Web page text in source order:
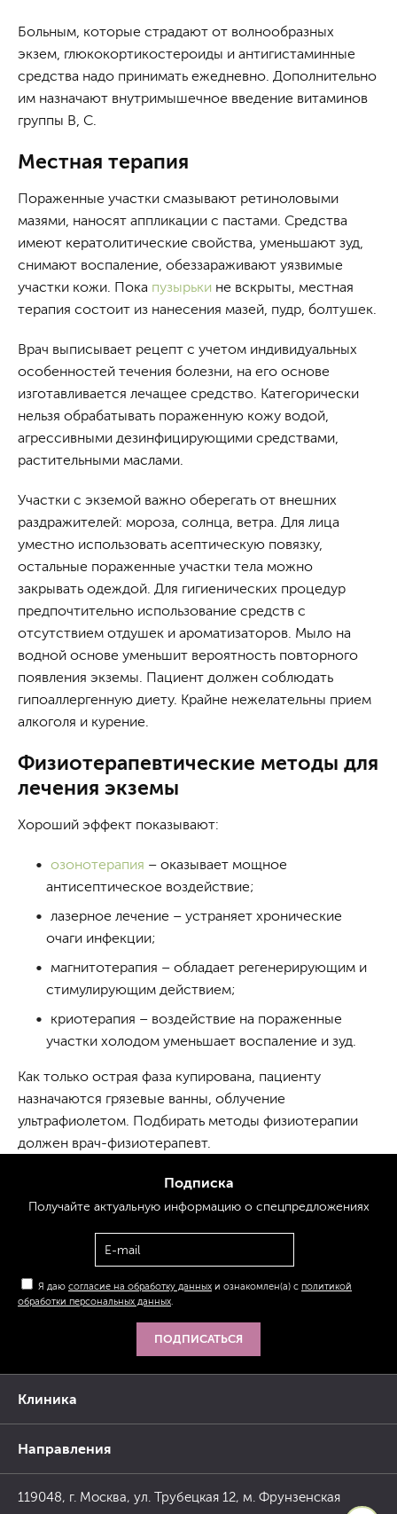
Больным, которые страдают от волнообразных
экзем, глюкокортикостероиды и антигистаминные
средства надо принимать ежедневно. Дополнительно
им назначают внутримышечное введение витаминов
группы В, С.
Местная терапия
Пораженные участки смазывают ретиноловыми
мазями, наносят аппликации с пастами. Средства
имеют кератолитические свойства, уменьшают зуд,
снимают воспаление, обеззараживают уязвимые
участки кожи. Пока пузырьки не вскрыты, местная
терапия состоит из нанесения мазей, пудр, болтушек.
Врач выписывает рецепт с учетом индивидуальных
особенностей течения болезни, на его основе
изготавливается лечащее средство. Категорически
нельзя обрабатывать пораженную кожу водой,
агрессивными дезинфицирующими средствами,
растительными маслами.
Участки с экземой важно оберегать от внешних
раздражителей: мороза, солнца, ветра. Для лица
уместно использовать асептическую повязку,
остальные пораженные участки тела можно
закрывать одеждой. Для гигиенических процедур
предпочтительно использование средств с
отсутствием отдушек и ароматизаторов. Мыло на
водной основе уменьшит вероятность повторного
появления экземы. Пациент должен соблюдать
гипоаллергенную диету. Крайне нежелательны прием
алкоголя и курение.
Физиотерапевтические методы для
лечения экземы
Хороший эффект показывают:
озонотерапия – оказывает мощное
антисептическое воздействие;
лазерное лечение – устраняет хронические
очаги инфекции;
магнитотерапия – обладает регенерирующим и
стимулирующим действием;
криотерапия – воздействие на пораженные
участки холодом уменьшает воспаление и зуд.
Как только острая фаза купирована, пациенту
назначаются грязевые ванны, облучение
ультрафиолетом. Подбирать методы физиотерапии
должен врач-физиотерапевт.
Клиника
Направления
119048, г. Москва, ул. Трубецкая 12, м. Фрунзенская
Подписка
Получайте актуальнуюинформациюо спецпредложениях
Я даю согласие на обработку данных и ознакомлен(а) с политикой
обработки персональных данных
ПОДПИСАТЬСЯ